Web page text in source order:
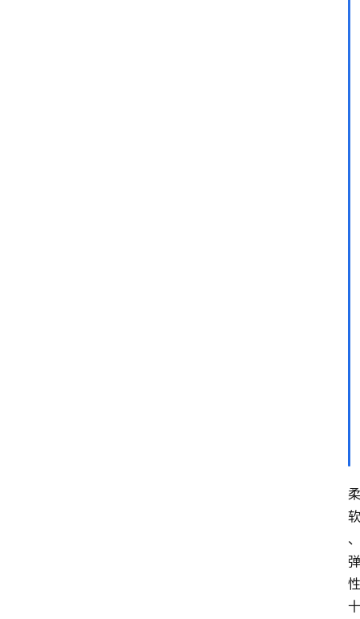
柔
软
、
弹
性
十